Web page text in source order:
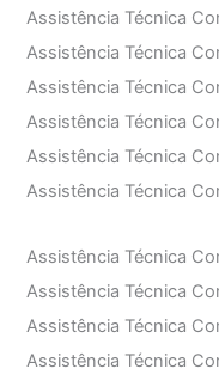
Assistência Técnica
Assistência Técnica
Assistência Técnica
Assistência Técnica
Assistência Técnica
Assistência Técnica
Assistência Técnica
Assistência Técnica
Assistência Técnica
Assistência Técnica